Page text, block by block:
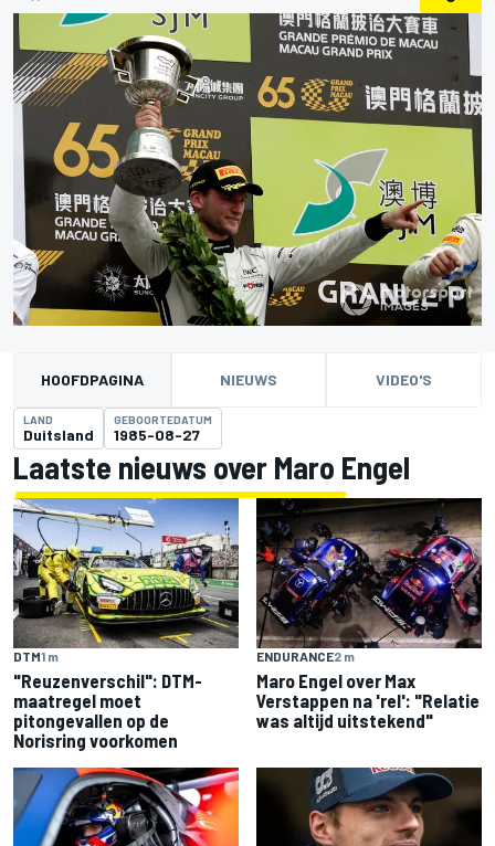
HOOFDPAGINA NIEUWS VIDEO'S
LAND
Duitsland
GEBOORTEDATUM
1985-08-27
Laatste nieuws over Maro Engel
DTM1 m
"Reuzenverschil": DTM-
maatregel moet
pitongevallen op de
Norisring voorkomen
ENDURANCE2 m
Maro Engel over Max
Verstappen na 'rel': "Relatie
was altijd uitstekend"